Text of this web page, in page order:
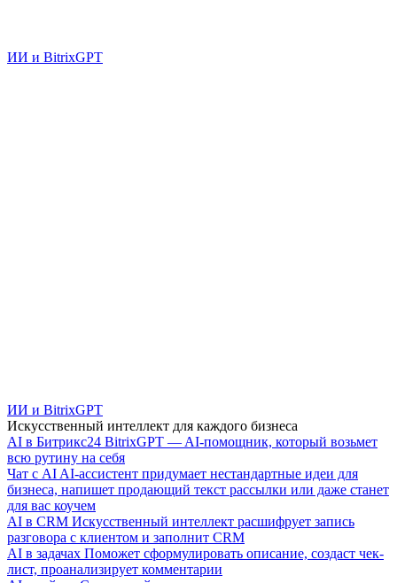
ИИ и BitrixGPT
ИИ и BitrixGPT
Искусственный интеллект для каждого бизнеса
AI в Битрикс24 BitrixGPT — AI-помощник, который возьмет
всю рутину на себя
Чат с AI AI-ассистент придумает нестандартные идеи для
бизнеса, напишет продающий текст рассылки или даже станет
для вас коучем
AI в CRM Искусственный интеллект расшифрует запись
разговора с клиентом и заполнит CRM
AI в задачах Поможет сформулировать описание, создаст чек-
лист, проанализирует комментарии